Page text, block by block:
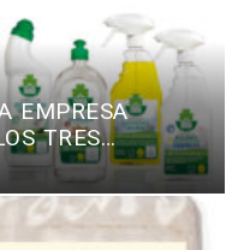
EMPRESA
TRES
ECOLÓGICOS